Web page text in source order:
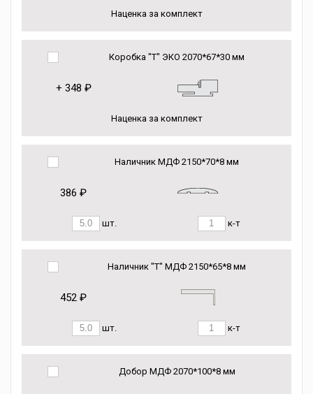
Наценка за комплект
Коробка "Т" ЭКО 2070*67*30 мм
+ 348 ₽
Наценка за комплект
Наличник МДФ 2150*70*8 мм
386 ₽
шт. к-т
Наличник "Т" МДФ 2150*65*8 мм
452 ₽
шт. к-т
Добор МДФ 2070*100*8 мм